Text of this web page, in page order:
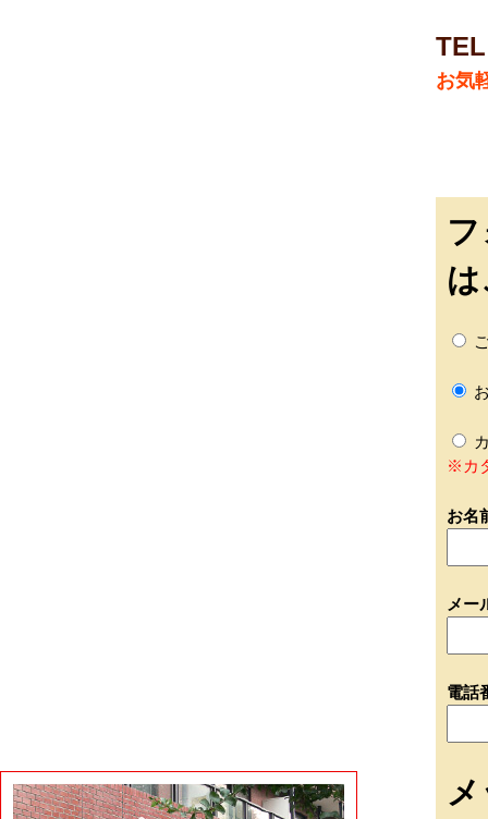
お気
※カ
お名
メー
電話